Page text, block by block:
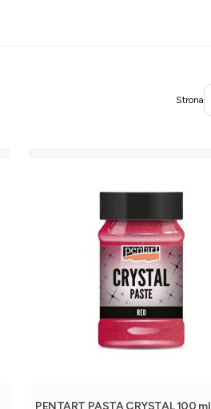
Strona
PENTART PASTA CRYSTAL 100 ml